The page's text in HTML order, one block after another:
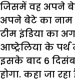
जिसमें वह अपने
अपने बेटे का नाम
टीम इंडिया का
आष्‍ट्रेलिया के
इसके बाद 6
होगा. कहा जा